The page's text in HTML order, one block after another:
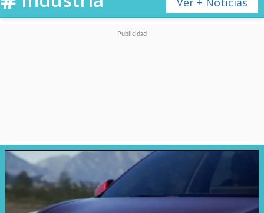
Europa. Su propuesta se centra
simplicidad, ligereza y
La estrategia de Stellantis
apunta a reforzar la